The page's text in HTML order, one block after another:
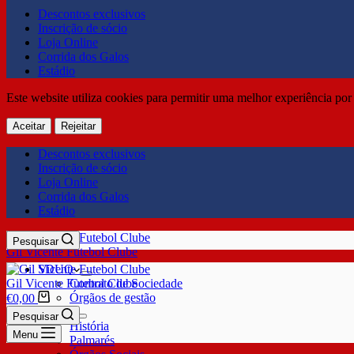
Descontos exclusivos
Inscrição de sócio
Loja Online
Corrida dos Galos
Estádio
Este website utiliza cookies para permitir uma melhor experiência
Aceitar Rejeitar
Descontos exclusivos
Inscrição de sócio
Loja Online
Corrida dos Galos
Estádio
Gil Vicente Futebol Clube
Pesquisar
SDUQ
Contrato de Sociedade
Órgãos de gestão
Clube
História
Palmarés
Gil Vicente Futebol Clube
€0,00
Pesquisar
Menu